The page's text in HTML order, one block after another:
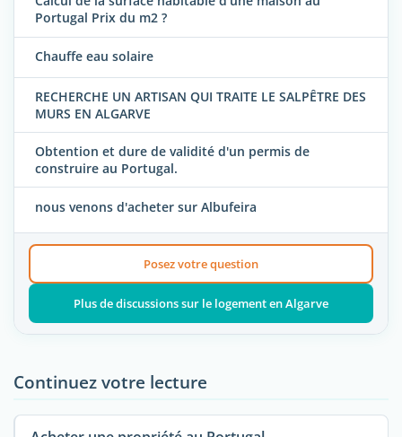
Portugal Prix du m2 ?
Chauffe eau solaire
RECHERCHE UN ARTISAN QUI TRAITE LE SALPÊTRE DES
MURS EN ALGARVE
Obtention et dure de validité d'un permis de
construire au Portugal.
nous venons d'acheter sur Albufeira
Posez votre question
Plus de discussions sur le logement en Algarve
Continuez votre lecture